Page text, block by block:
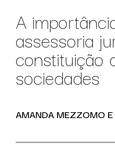
A
assessoria
constituição
sociedades
AMANDA MEZZOMO